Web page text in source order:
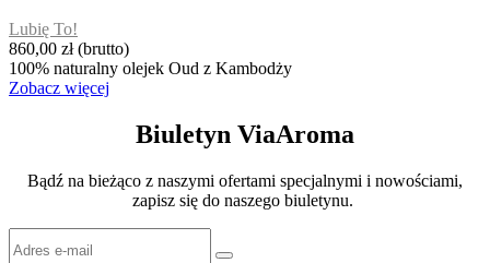
Lubię To!
860,00 zł (brutto)
100% naturalny olejek Oud z Kambodży
Zobacz więcej
Biuletyn ViaAroma
Bądź na bieżąco z naszymi ofertami specjalnymi i nowościami,
zapisz się do naszego biuletynu.